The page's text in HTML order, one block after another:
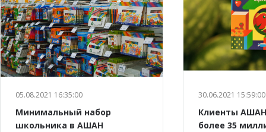
05.08.2021 16:35:00
Минимальный набор
школьника в АШАН
30.06.2021 15:59:00
Клиенты
более 35